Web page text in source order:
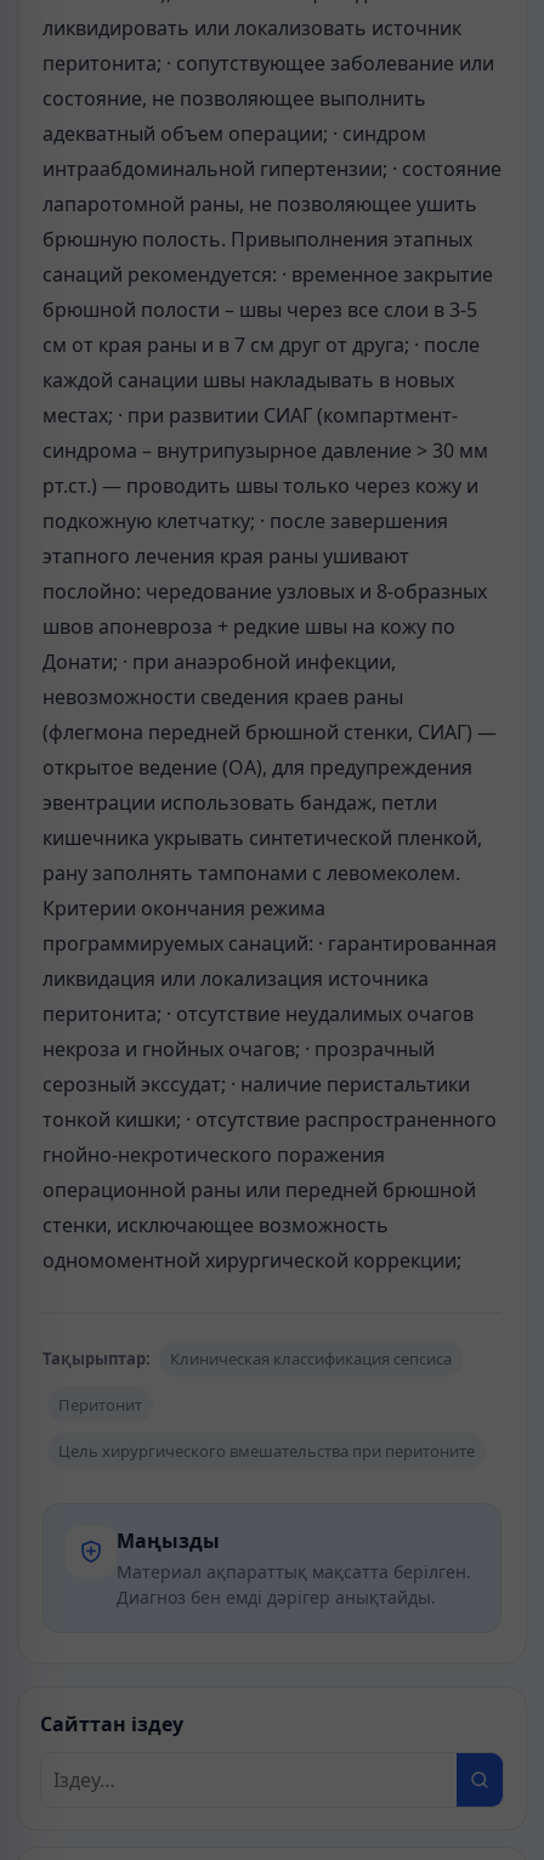
ликвидировать или локализовать источник
перитонита; · сопутствующее заболевание или
состояние, не позволяющее выполнить
адекватный объем операции; · синдром
интраабдоминальной гипертензии; · состояние
лапаротомной раны, не позволяющее ушить
брюшную полость. Привыполнения этапных
санаций рекомендуется: · временное закрытие
брюшной полости – швы через все слои в 3-5
см от края раны и в 7 см друг от друга; · после
каждой санации швы накладывать в новых
местах; · при развитии СИАГ (компартмент-
синдрома – внутрипузырное давление > 30 мм
рт.ст.) — проводить швы только через кожу и
подкожную клетчатку; · после завершения
этапного лечения края раны ушивают
послойно: чередование узловых и 8-образных
швов апоневроза + редкие швы на кожу по
Донати; · при анаэробной инфекции,
невозможности сведения краев раны
(флегмона передней брюшной стенки, СИАГ) —
открытое ведение (ОА), для предупреждения
эвентрации использовать бандаж, петли
кишечника укрывать синтетической пленкой,
рану заполнять тампонами с левомеколем.
Критерии окончания режима
программируемых санаций: · гарантированная
ликвидация или локализация источника
перитонита; · отсутствие неудалимых очагов
некроза и гнойных очагов; · прозрачный
серозный экссудат; · наличие перистальтики
тонкой кишки; · отсутствие распространенного
гнойно-некротического поражения
операционной раны или передней брюшной
стенки, исключающее возможность
одномоментной хирургической коррекции;
Тақырыптар: Клиническая классификация сепсиса
Перитонит
Цель хирургического вмешательства при перитоните
Маңызды
Материал ақпараттық мақсатта берілген.
Диагноз бен емді дәрігер анықтайды.
Сайттан іздеу